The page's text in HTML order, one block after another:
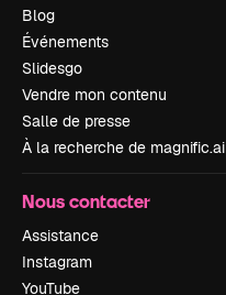
Blog
Événements
Slidesgo
Vendre mon contenu
Salle de presse
À la recherche de magnific.ai
Nous contacter
Assistance
Instagram
YouTube